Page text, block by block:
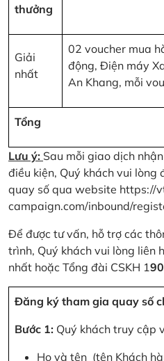
thưởng
Giải
nhất
02 voucher mua
động, Điện máy
An Khang, mỗi
Tổng
Lưu ý: Sau mỗi giao dịch
điều kiện, Quý khách vui
quay số qua website https://
campaign.com/inbound/
Để được tư vấn, hỗ trợ các
trình, Quý khách vui lòng liên
nhất hoặc Tổng đài CSKH 1
Đăng ký tham gia quay số
Bước 1: Quý khách truy cập
Họ và tên (tên Khách